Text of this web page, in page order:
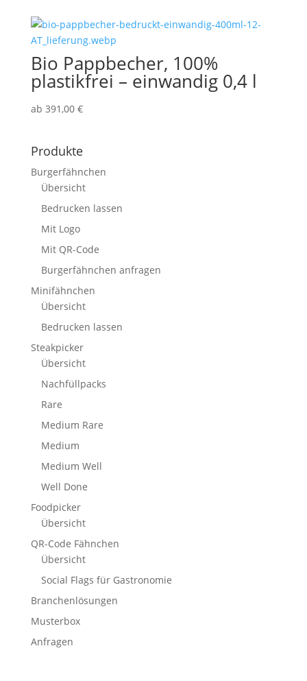
Bio Pappbecher, 100%
plastikfrei – einwandig 0,4 l
ab 391,00 €
Produkte
Burgerfähnchen
Übersicht
Bedrucken lassen
Mit Logo
Mit QR-Code
Burgerfähnchen anfragen
Minifähnchen
Übersicht
Bedrucken lassen
Steakpicker
Übersicht
Nachfüllpacks
Rare
Medium Rare
Medium
Medium Well
Well Done
Foodpicker
Übersicht
QR-Code Fähnchen
Übersicht
Social Flags für Gastronomie
Branchenlösungen
Musterbox
Anfragen